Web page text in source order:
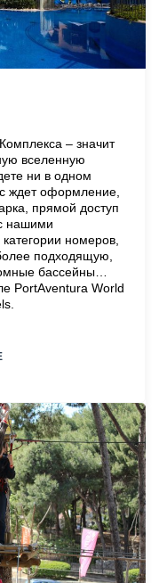
– значит
вселенную
ни в одном
ждет оформление,
прямой доступ
нашими
номеров,
подходящую,
бассейны…
PortAventura World